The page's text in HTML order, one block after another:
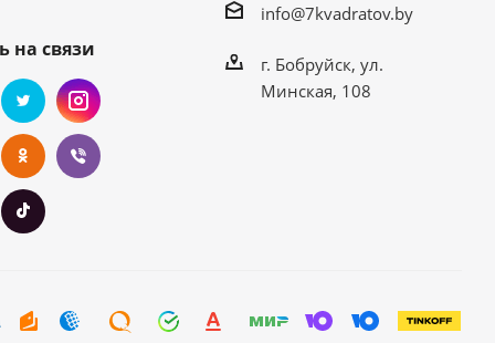
на связи
info@7kvadratov.by
г. Бобруйск, ул.
Минская, 108